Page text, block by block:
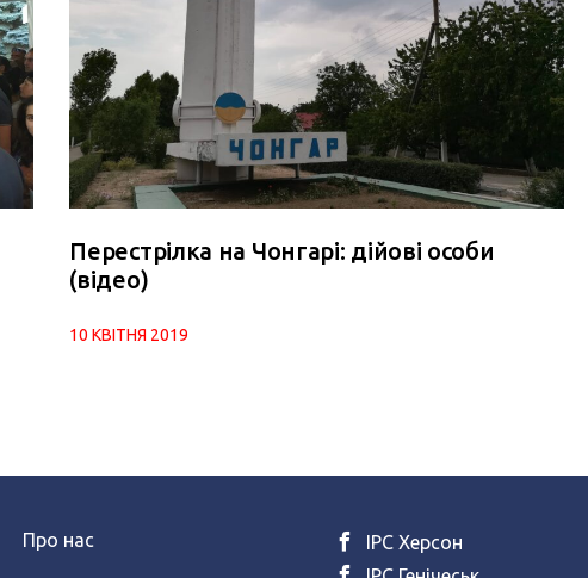
Перестрілка на Чонгарі: дійові особи
(відео)
10 КВІТНЯ 2019
Про нас
ІРС Херсон